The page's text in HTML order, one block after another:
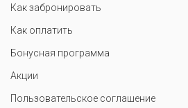
Как забронировать
Как оплатить
Бонусная программа
Акции
Пользовательское соглашение